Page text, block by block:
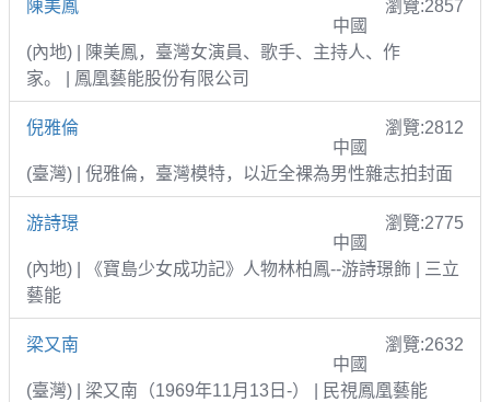
陳美鳳
瀏覽:2857
中國
(內地) | 陳美鳳，臺灣女演員、歌手、主持人、作
家。 | 鳳凰藝能股份有限公司
倪雅倫
瀏覽:2812
中國
(臺灣) | 倪雅倫，臺灣模特，以近全裸為男性雜志拍封面
游詩璟
瀏覽:2775
中國
(內地) | 《寶島少女成功記》人物林柏鳳--游詩璟飾 | 三立
藝能
梁又南
瀏覽:2632
中國
(臺灣) | 梁又南（1969年11月13日-） | 民視鳳凰藝能